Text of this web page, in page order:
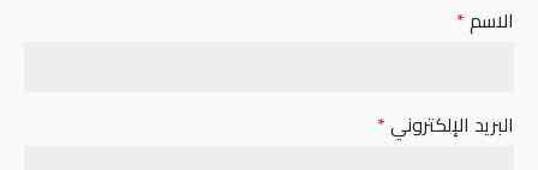
الاسم*
البريد الإلكتروني*